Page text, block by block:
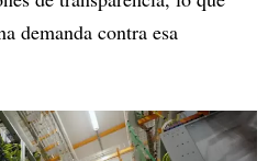
demanda contra esa